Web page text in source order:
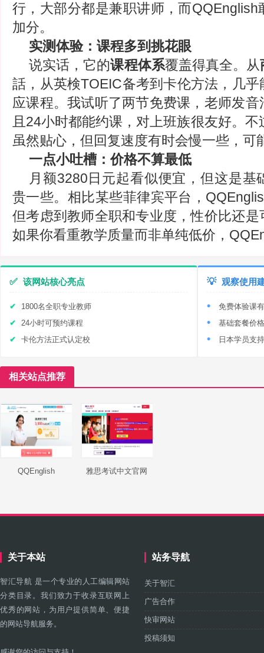
行，大部分都是兼职讲师，而QQEnglish
加分。
实测体验：课程多到挑花眼
说实话，它的课程体系覆盖得真全。从
話，从英検TOEIC备考到卡伦方法，几
应课程。我试听了两节免费课，老师发
且24小时都能约课，对上班族很友好。
虽然贴心，但回复速度有时会慢一些，可
一点小吐槽：价格不算最低
月额3280日元起看似便宜，但这是基
贵一些。相比某些菲律宾平台，
但考虑到教师全职和专业度，性价比还
如果你看重教学质量而非单纯低价，
✅ 该网站核心亮点
1800名全职专业教师
24小时可预约课程
卡伦方法正式认定校
💡 观察使用
免费体验课
基础套餐价
日本学员支
相关站点推荐
QQEnglish 雅思考试中文官网
关于本站
智汇导航 是一个专业的人工编辑网站
分类目录。我们致力于收录互联网上
优秀的网站，为用户提供简单、便捷
的网站导航服务。
站务导航
关于智汇
广告合作
快审网站
投稿须知